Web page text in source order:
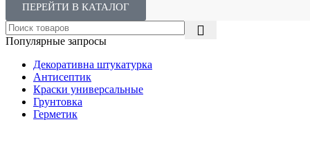
ПЕРЕЙТИ В КАТАЛОГ
Популярные запросы
Декоративна штукатурка
Антисептик
Краски универсальные
Грунтовка
Герметик